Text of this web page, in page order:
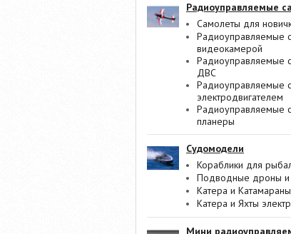
Радиоуправляемые
Самолеты для
Радиоуправляемые
видеокамерой
Радиоуправляемые
ДВС
Радиоуправляемые
электродвигателем
Радиоуправляемые
планеры
Судомодели
Кораблики для
Подводные дроны и
Катера и
Катера и Яхты
Мини